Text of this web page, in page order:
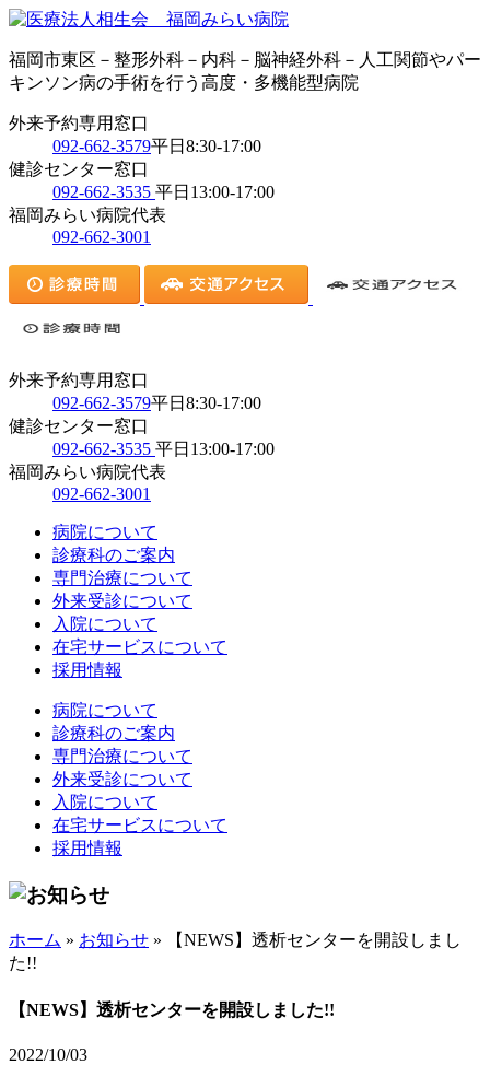
福岡市東区－整形外科－内科－脳神経外科－人工関節やパー
キンソン病の手術を行う高度・多機能型病院
外来予約専用窓口
092-662-3579平日8:30-17:00
健診センター窓口
092-662-3535 平日13:00-17:00
福岡みらい病院代表
092-662-3001
外来予約専用窓口
092-662-3579平日8:30-17:00
健診センター窓口
092-662-3535 平日13:00-17:00
福岡みらい病院代表
092-662-3001
病院について
診療科のご案内
専門治療について
外来受診について
入院について
在宅サービスについて
採用情報
病院について
診療科のご案内
専門治療について
外来受診について
入院について
在宅サービスについて
採用情報
ホーム » お知らせ »
【NEWS】透析センターを開設しまし
た!!
【NEWS】透析センターを開設しました!!
2022/10/03